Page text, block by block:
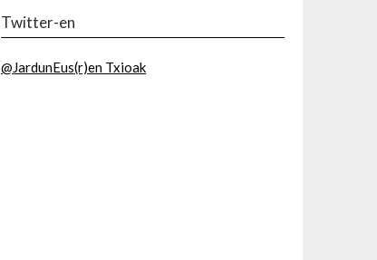
Twitter-en
@JardunEus(r)en Txioak